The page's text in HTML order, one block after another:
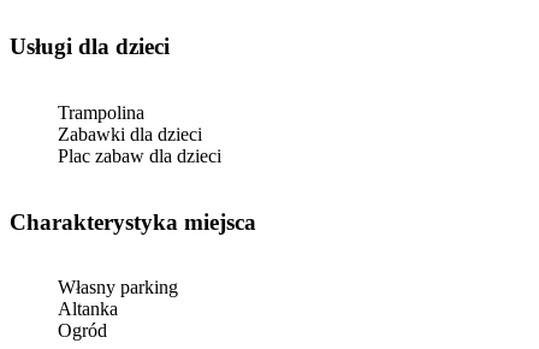
usługi dla dzieci
Trampolina
Zabawki dla dzieci
Plac zabaw dla dzieci
Charakterystyka miejsca
Własny parking
Altanka
Ogród